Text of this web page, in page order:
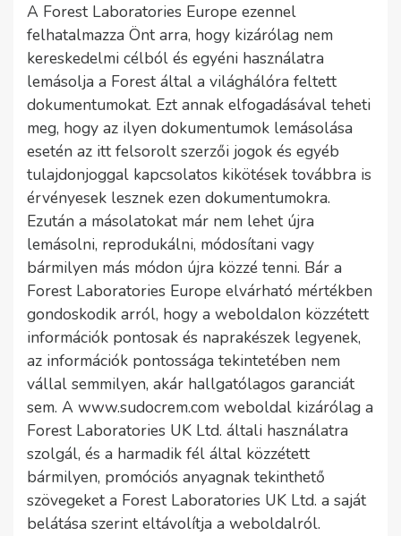
A Forest Laboratories Europe ezennel
felhatalmazza Önt arra, hogy kizárólag nem
kereskedelmi célból és egyéni használatra
lemásolja a Forest által a világhálóra feltett
dokumentumokat. Ezt annak elfogadásával teheti
meg, hogy az ilyen dokumentumok lemásolása
esetén az itt felsorolt szerzői jogok és egyéb
tulajdonjoggal kapcsolatos kikötések továbbra is
érvényesek lesznek ezen dokumentumokra.
Ezután a másolatokat már nem lehet újra
lemásolni, reprodukálni, módosítani vagy
bármilyen más módon újra közzé tenni. Bár a
Forest Laboratories Europe elvárható mértékben
gondoskodik arról, hogy a weboldalon közzétett
információk pontosak és naprakészek legyenek,
az információk pontossága tekintetében nem
vállal semmilyen, akár hallgatólagos garanciát
sem. A www.sudocrem.com weboldal kizárólag a
Forest Laboratories UK Ltd. általi használatra
szolgál, és a harmadik fél által közzétett
bármilyen, promóciós anyagnak tekinthető
szövegeket a Forest Laboratories UK Ltd. a saját
belátása szerint eltávolítja a weboldalról.